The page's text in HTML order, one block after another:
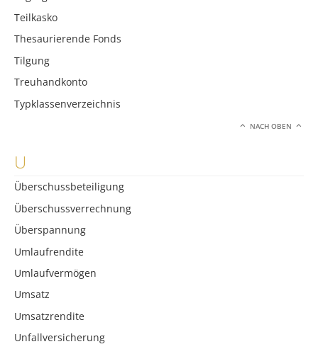
Teilkasko
Thesaurierende Fonds
Tilgung
Treuhandkonto
Typklassenverzeichnis
NACH OBEN
U
Überschussbeteiligung
Überschussverrechnung
Überspannung
Umlaufrendite
Umlaufvermögen
Umsatz
Umsatzrendite
Unfallversicherung